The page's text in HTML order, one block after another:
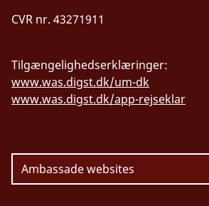
CVR nr. 43271911
Tilgængelighedserklæringer:
www.was.digst.dk/um-dk
www.was.digst.dk/app-rejseklar